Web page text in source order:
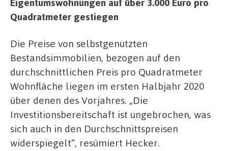
Quadratmeter gestiegen
Die Preise von selbstgenutzten
Bestandsimmobilien, bezogen auf den
durchschnittlichen Preis pro Quadratmeter
Wohnfläche liegen im ersten Halbjahr 2020
über denen des Vorjahres. „Die
Investitionsbereitschaft ist ungebrochen, was
sich auch in den Durchschnittspreisen
widerspiegelt“, resümiert Hecker.